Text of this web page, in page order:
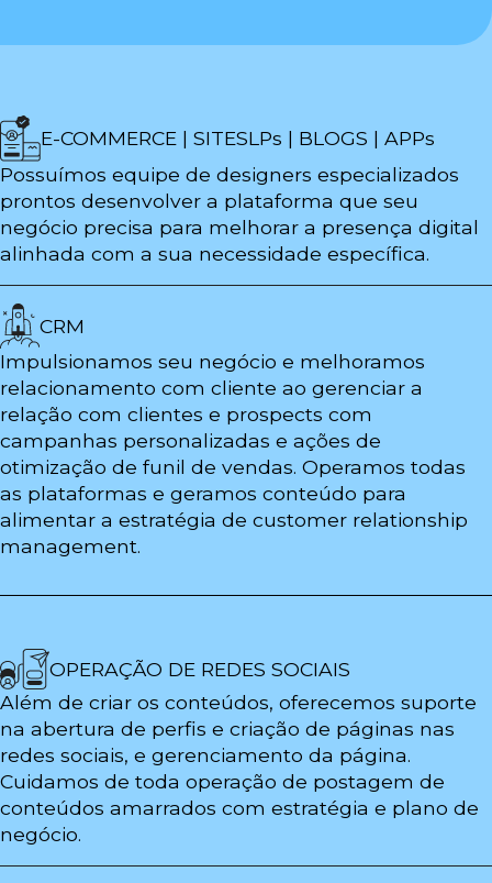
E-COMMERCE | SITESLPs | BLOGS | APPs
Possuímos equipe de designers especializados
prontos desenvolver a plataforma que seu
negócio precisa para melhorar a presença digital
alinhada com a sua necessidade específica.
CRM
Impulsionamos seu negócio e melhoramos
relacionamento com cliente ao gerenciar a
relação com clientes e prospects com
campanhas personalizadas e ações de
otimização de funil de vendas. Operamos todas
as plataformas e geramos conteúdo para
alimentar a estratégia de customer relationship
management.
OPERAÇÃO DE REDES SOCIAIS
Além de criar os conteúdos, oferecemos suporte
na abertura de perfis e criação de páginas nas
redes sociais, e gerenciamento da página.
Cuidamos de toda operação de postagem de
conteúdos amarrados com estratégia e plano de
negócio.